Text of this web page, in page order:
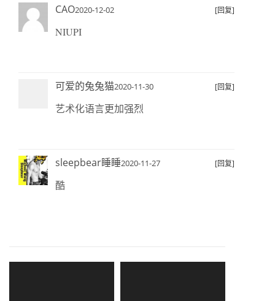
CAO2020-12-02 [回复]
NIUPI
可爱的兔兔猫2020-11-30 [回复]
艺术化语言更加强烈
sleepbear睡睡2020-11-27 [回复]
酷